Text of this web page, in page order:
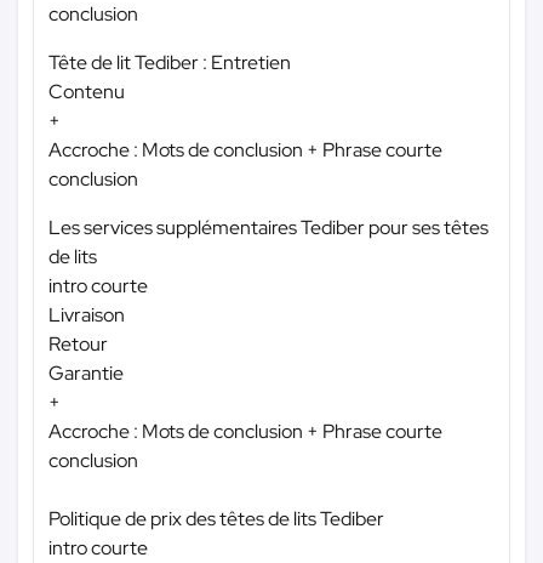
conclusion
Tête de lit Tediber : Entretien
Contenu
+
Accroche : Mots de conclusion + Phrase courte
conclusion
Les services supplémentaires Tediber pour ses têtes
de lits
intro courte
Livraison
Retour
Garantie
+
Accroche : Mots de conclusion + Phrase courte
conclusion
Politique de prix des têtes de lits Tediber
intro courte